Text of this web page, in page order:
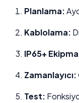
Planlama:
Kablolama:
IP65+
Zamanlayıcı:
Test: